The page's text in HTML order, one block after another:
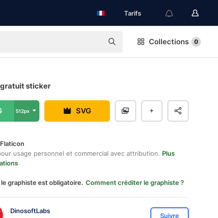
Tarifs
Collections 0
sticker
512px SVG
usage personnel et commercial avec attribution. Plus
graphiste est obligatoire. Comment créditer le graphiste ?
DinosoftLabs
Suivre